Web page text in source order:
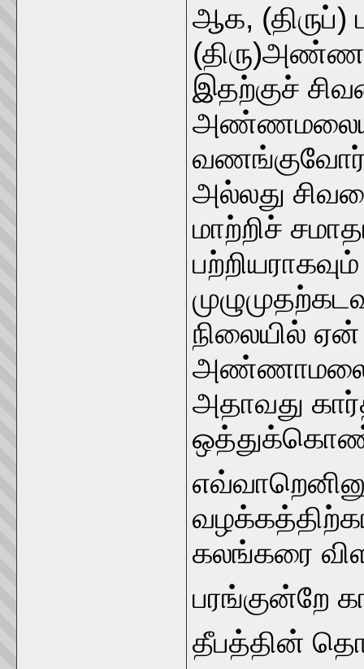
ஆக, (திருப்)
இதற்குச்
வணங்குவோர்
அல்லது
மாற்றிச்
நிலையில்
அதாவது
கலங்கரை
பரங்குன்றே
தீபத்தின்